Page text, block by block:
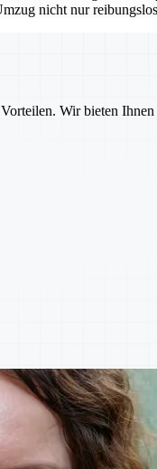
nicht nur
Wir bieten